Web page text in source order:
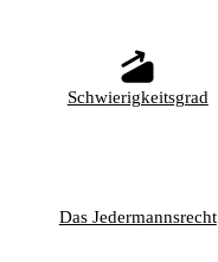
Schwierigkeitsgrad
Das Jedermannsrecht